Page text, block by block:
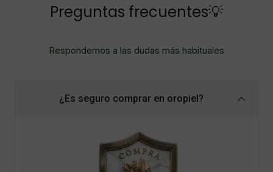
Preguntas frecuentes💡
Respondemos a las dudas más habituales
¿Es seguro comprar en oropiel?